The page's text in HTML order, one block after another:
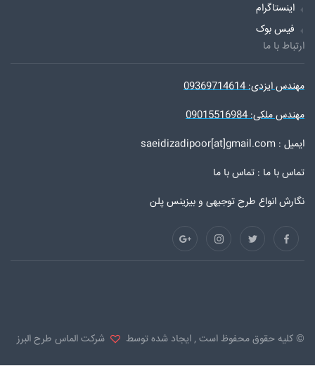
اینستاگرام
فیس بوک
ارتباط با ما
مهندس ایزدی: 09369714614
مهندس ملکی: 09015516984
ایمیل : saeidizadipoor[at]gmail.com
تماس با ما : تماس با ما
نگارش انواع طرح توجیهی و بیزینس پلن
© کلیه حقوق محفوظ است , ایجاد شده توسط شرکت الماس طرح البرز